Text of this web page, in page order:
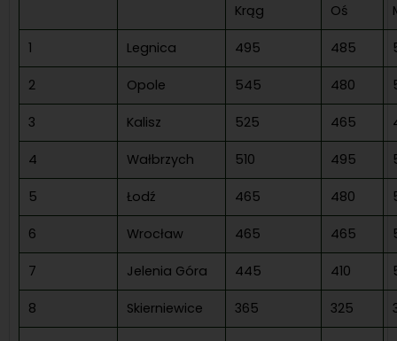
Krąg Oś
1 Legnica 495 485
2 Opole 545 480
3 Kalisz 525 465
4 Wałbrzych 510 495
5 Łodź 465 480
6 Wrocław 465 465
7 Jelenia Góra 445 410
8 Skierniewice 365 325